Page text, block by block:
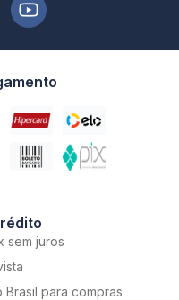
sem juros
Brasil para compras